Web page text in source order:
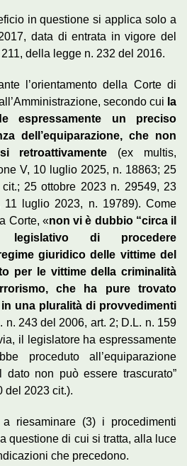
in questione si applica solo a
data di entrata in vigore del
della legge n. 232 del 2016.
l’orientamento della Corte di
secondo cui la
espressamente un preciso
dell’equiparazione, che non
retroattivamente (ex multis,
V, 10 luglio 2025, n. 18863; 25
25 ottobre 2023 n. 29549, 23
11 luglio 2023, n. 19789). Come
Corte, «non vi è dubbio “circa il
legislativo di procedere
giuridico delle vittime del
per le vittime della criminalità
che ha pure trovato
una pluralità di provvedimenti
n. 243 del 2006, art. 2; D.L. n. 159
il legislatore ha espressamente
proceduto all’equiparazione
dato non può essere trascurato”
del 2023 cit.).
riesaminare (3) i procedimenti
questione di cui si tratta, alla luce
che precedono.